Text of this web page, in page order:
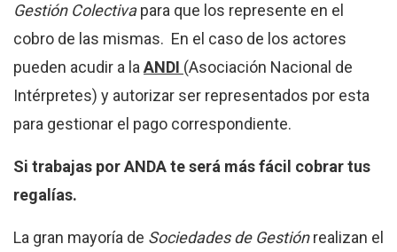
Gestión Colectivapara que los represente en el
cobro de las mismas. En el caso de los actores
pueden acudir a la ANDI (Asociación Nacional de
Intérpretes) y autorizar ser representados por esta
para gestionar el pago correspondiente.
Si trabajas por ANDA te será más fácil cobrar tus
regalías.
La gran mayoría de Sociedades de Gestiónrealizan el